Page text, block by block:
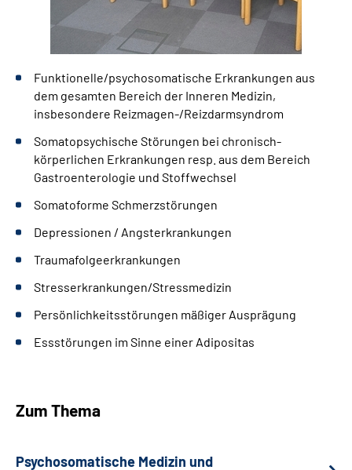
Funktionelle/psychosomatische Erkrankungen aus
dem gesamten Bereich der Inneren Medizin,
insbesondere Reizmagen-/Reizdarmsyndrom
Somatopsychische Störungen bei chronisch-
körperlichen Erkrankungen resp. aus dem Bereich
Gastroenterologie und Stoffwechsel
Somatoforme Schmerzstörungen
Depressionen / Angsterkrankungen
Traumafolgeerkrankungen
Stresserkrankungen/Stressmedizin
Persönlichkeitsstörungen mäßiger Ausprägung
Essstörungen im Sinne einer Adipositas
Zum Thema
Psychosomatische Medizin und